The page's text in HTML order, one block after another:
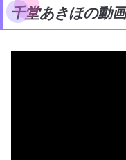
千堂あきほの動画